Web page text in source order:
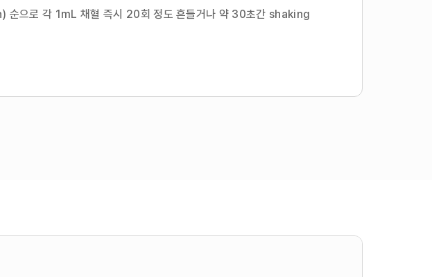
으로 각 1mL 채혈 즉시 20회 정도 흔들거나 약 30초간 shaking